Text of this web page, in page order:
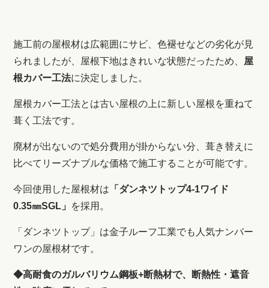
施工前の屋根材は広範囲にサビ、色褪せなどの劣化が見
られましたが、屋根下地はきれいな状態だったため、 屋
根カバー工法に決定しました。
屋根カバー工法とは古い屋根の上に新しい屋根を重ねて
葺く工法です。
廃材が出ないので処分費用が掛からない分、葺き替えに
比べてリーズナブルな価格で施工することが可能です。
今回使用した屋根材は 「ダンネツトップ4-1ワイド
0.35㎜SGL 」 を採用。
「ダンネツトップ」は金子ルーフ工業でも人気ナンバー
ワンの屋根材です。
◆高耐食のガルバリウム鋼板+断熱材で、断熱性・遮音